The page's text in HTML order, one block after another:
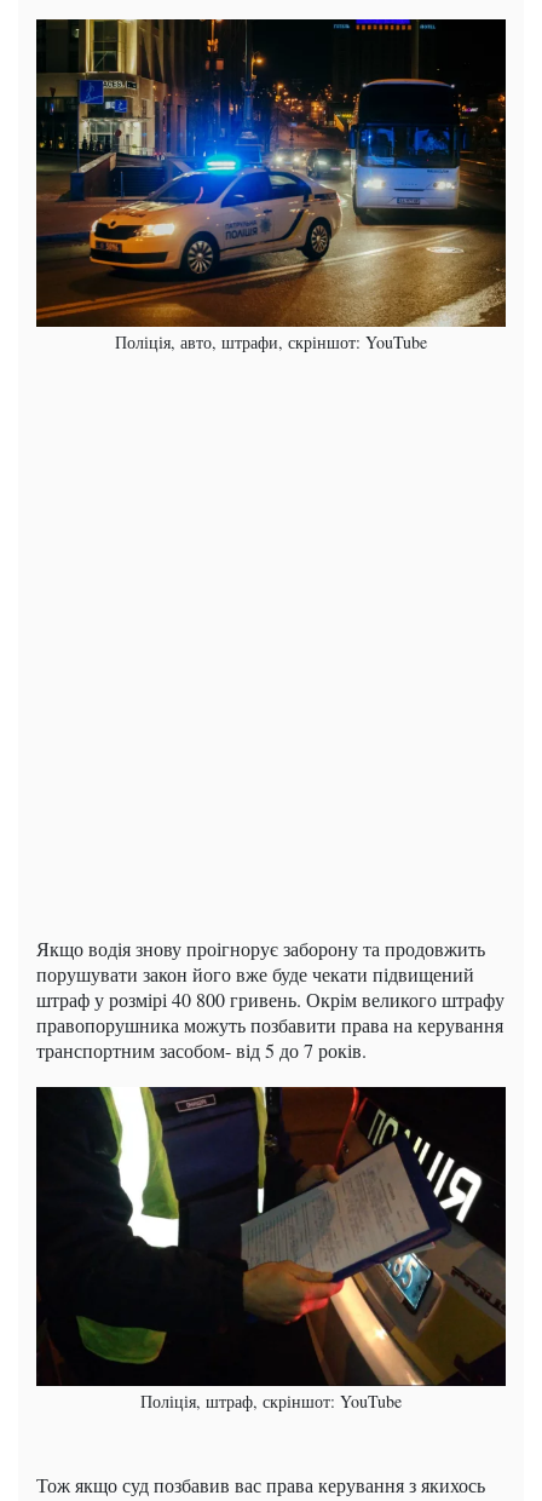
Поліція, авто, штрафи, скріншот: YouTube
Якщо водія знову проігнорує заборону та продовжить
порушувати закон його вже буде чекати підвищений
штраф у розмірі 40 800 гривень. Окрім великого штрафу
правопорушника можуть позбавити права на керування
транспортним засобом- від 5 до 7 років.
Поліція, штраф, скріншот: YouTube
Тож якщо суд позбавив вас права керування з якихось